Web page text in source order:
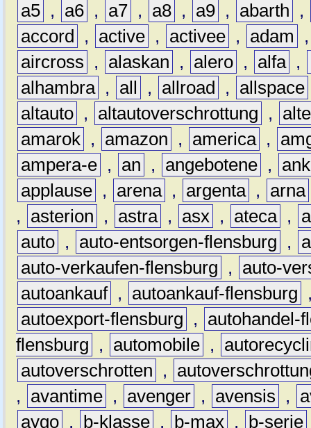
a5 , a6 , a7 , a8 , a9 , abarth
,
accord
, active , activee , adam
aircross
, alaskan , alero , alfa ,
alhambra , all , allroad , allspace
altauto , altautoverschrottung ,
amarok , amazon , america ,
ampera-e , an , angebotene ,
applause , arena , argenta , arna
,
asterion , astra , asx , ateca ,
auto , auto-entsorgen-flensburg ,
auto-verkaufen-flensburg
,
auto-
autoankauf , autoankauf-flensburg
autoexport-flensburg
,
autohandel-
flensburg
, automobile ,
autoverschrotten
,
,
avantime , avenger , avensis ,
aygo , b-klasse , b-max , b-serie